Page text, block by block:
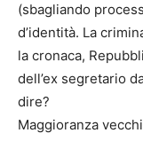
(sbagliando
d’identità. La
la cronaca,
dell’ex segretario
dire?
Maggioranza